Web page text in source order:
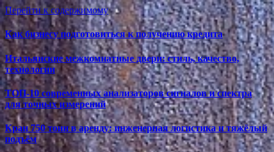
Перейти к содержимому
Как бизнесу подготовиться к получению кредита
Итальянские межкомнатные двери: стиль, качество,
технологии
ТОП-10 современных анализаторов сигналов и спектра
для точных измерений
Кран 750 тонн в аренду: инженерная логистика и тяжёлый
подъём